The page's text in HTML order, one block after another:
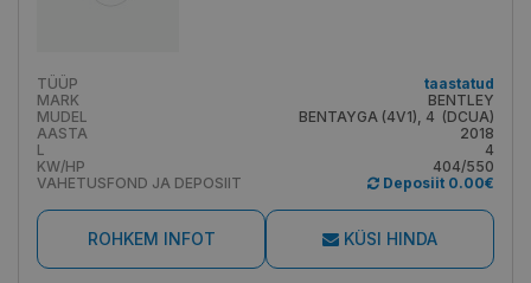
TÜÜP
taastatud
MARK
BENTLEY
MUDEL
BENTAYGA (4V1), 4 (DCUA)
AASTA
2018
L
4
KW/HP
404/550
VAHETUSFOND JA DEPOSIIT
Deposiit 0.00€
ROHKEM INFOT KÜSI HINDA